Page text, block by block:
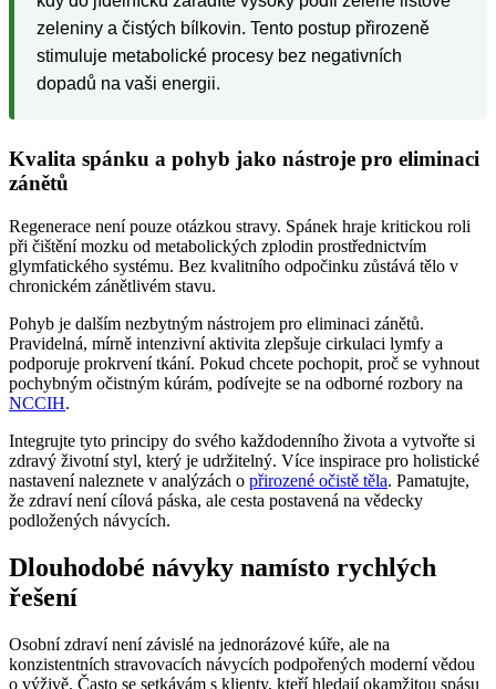
zeleniny a čistých bílkovin. Tento postup přirozeně
stimuluje metabolické procesy bez negativních
dopadů na vaši energii.
Kvalita spánku a pohyb jako nástroje pro eliminaci
zánětů
Regenerace není pouze otázkou stravy. Spánek hraje kritickou roli
při čištění mozku od metabolických zplodin prostřednictvím
glymfatického systému. Bez kvalitního odpočinku zůstává tělo v
chronickém zánětlivém stavu.
Pohyb je dalším nezbytným nástrojem pro eliminaci zánětů.
Pravidelná, mírně intenzivní aktivita zlepšuje cirkulaci lymfy a
podporuje prokrvení tkání. Pokud chcete pochopit, proč se vyhnout
pochybným očistným kúrám, podívejte se na odborné rozbory na
NCCIH.
Integrujte tyto principy do svého každodenního života a vytvořte si
zdravý životní styl, který je udržitelný. Více inspirace pro holistické
nastavení naleznete v analýzách o přirozené očistě těla. Pamatujte,
že zdraví není cílová páska, ale cesta postavená na vědecky
podložených návycích.
Dlouhodobé návyky namísto rychlých
řešení
Osobní zdraví není závislé na jednorázové kúře, ale na
konzistentních stravovacích návycích podpořených moderní vědou
o výživě. Často se setkávám s klienty, kteří hledají okamžitou spásu